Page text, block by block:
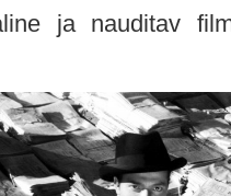
ja nauditav